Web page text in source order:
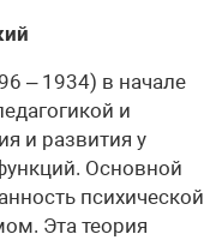
– 1934) в начале
и
и развития у
Основной
психической
Эта теория